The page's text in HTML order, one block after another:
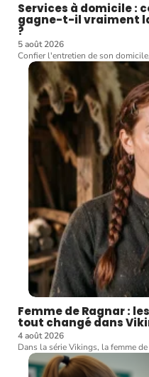
Services à domicile :
gagne-t-il vraiment
?
5 août 2026
Confier l'entretien de son
Femme de Ragnar :
tout changé dans
4 août 2026
Dans la série Vikings, la femme